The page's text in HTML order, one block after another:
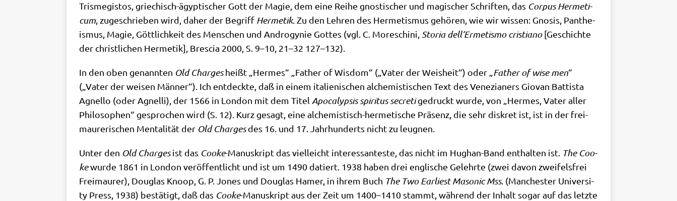
Tris­me­gi­stos, grie­chisch-ägyp­ti­scher Gott der Magie, dem eine Rei­he gno­sti­scher und magi­scher Schrif­ten, das Cor­pus Her­me­ti­
cum , zuge­schrie­ben wird, daher der Begriff Her­me­tik. Zu den Leh­ren des Her­me­tis­mus gehö­ren, wie wir wis­sen: Gno­sis, Pan­the­
is­mus, Magie, Gött­lich­keit des Men­schen und Andro­gy­nie Got­tes (vgl. C. More­schi­ni, Sto­ria dell’Ermetismo cri­stia­no[Geschich­te
der christ­li­chen Her­me­tik], Bre­scia 2000, S. 9–10, 21–32 127–132).
In den oben genann­ten Old Char­gesheißt „Her­mes“ „Father of Wis­dom“ („Vater der Weis­heit“) oder „ Father of wise men“
(„Vater der wei­sen Män­ner“). Ich ent­deck­te, daß in einem ita­lie­ni­schen alche­mi­sti­schen Text des Vene­zia­ners Gio­van Bat­ti­sta
Agnel­lo (oder Agnel­li), der 1566 in Lon­don mit dem Titel Apo­ca­lyp­sis spi­ri­tus secre­tigedruckt wur­de, von „Her­mes, Vater aller
Phi­lo­so­phen“ gespro­chen wird (S. 12). Kurz gesagt, eine alche­mi­stisch-her­me­ti­sche Prä­senz, die sehr dis­kret ist, ist in der frei­
mau­re­ri­schen Men­ta­li­tät der Old Char­gesdes 16. und 17. Jahr­hun­derts nicht zu leugnen.
Unter den Old Char­gesist das Coo­ke-Manu­skript das viel­leicht inter­es­san­te­ste, das nicht im Hug­han-Band ent­hal­ten ist. The Coo­
kewur­de 1861 in Lon­don ver­öf­fent­licht und ist um 1490 datiert. 1938 haben drei eng­li­sche Gelehr­te (zwei davon zwei­fels­frei
Frei­mau­rer), Dou­glas Knoop, G. P. Jones und Dou­glas Hamer, in ihrem Buch The Two Ear­liest Maso­nic Mss. (Man­che­ster Uni­ver­si­
ty Press, 1938) bestä­tigt, daß das Coo­ke-Manu­skript aus der Zeit um 1400–1410 stammt, wäh­rend der Inhalt sogar auf das letz­te